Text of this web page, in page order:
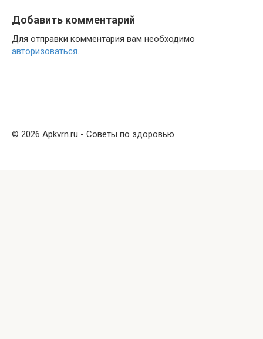
Добавить комментарий
Для отправки комментария вам необходимо
авторизоваться.
© 2026 Apkvrn.ru - Советы по здоровью